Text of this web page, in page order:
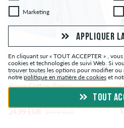
CARHARTT WIP
Boxer Cotton Boxers
24,99 EUR
MarketingMarketing
APPLIQUER
En cliquant sur « TOUT ACCEPTER » ,
cookies et technologies de suivi Web. Si
trouver toutes les options pour modifier
notre politique en matière de cookies et
TOUT